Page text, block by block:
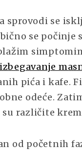
sprovodi se
se
izbegavanje
pića i kafe.
odeće.
su različite
od početnih